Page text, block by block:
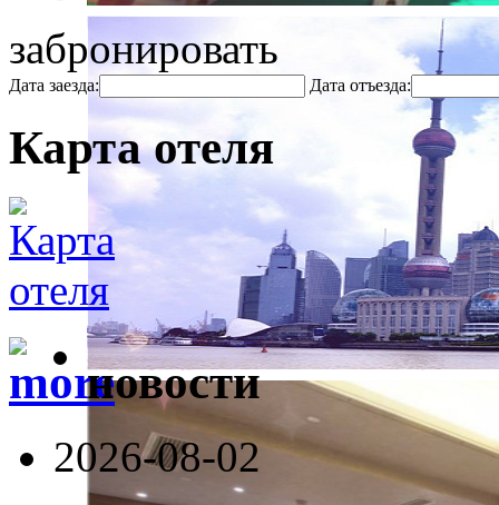
забронировать
Дата заезда: Дата отъезда:
Карта отеля
новости
2026-08-02